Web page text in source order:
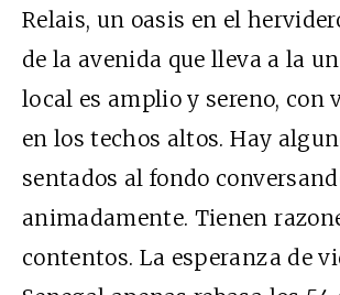
Relais, un oasis en el
de la avenida que lleva a la
local es amplio y sereno, con
en los techos altos. Hay
sentados al fondo
animadamente. Tienen
contentos. La esperanza de